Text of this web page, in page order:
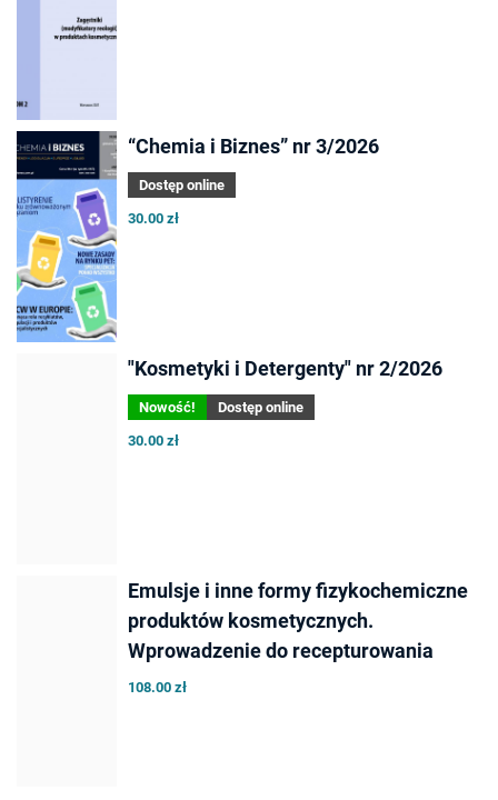
“Chemia i Biznes” nr 3/2026
Dostęp online
30.00 zł
"Kosmetyki i Detergenty" nr 2/2026
Nowość!
Dostęp online
30.00 zł
Emulsje i inne formy fizykochemiczne
produktów kosmetycznych.
Wprowadzenie do recepturowania
108.00 zł